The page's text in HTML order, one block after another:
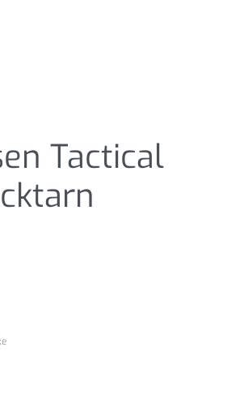
Tactical